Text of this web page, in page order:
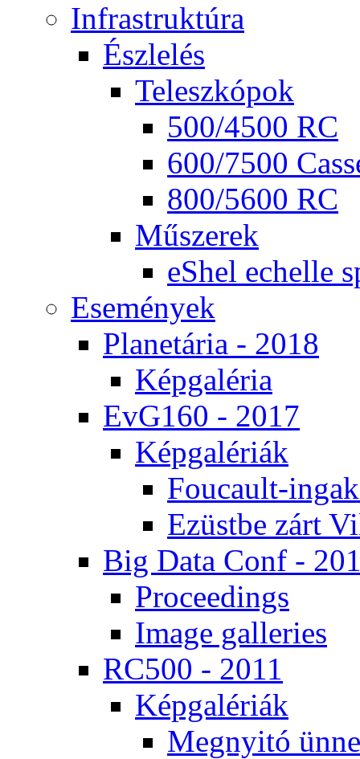
Inf­ra­struk­tú­ra
Ész­le­lés
Te­lesz­kó­pok
500/4500 RC
600/7500
800/5600 RC
Mű­sze­rek
eS­hel echel­le
Ese­mé­nyek
Pla­ne­tá­ria - 2018
Kép­ga­lé­ria
EvG160 - 2017
Kép­ga­lé­ri­ák
Fo­u­ca­ult-
Ezüst­be zárt
Big Da­ta Conf -
Pro­ce­e­dings
Image gal­le­ri­es
RC500 - 2011
Kép­ga­lé­ri­ák
Meg­nyi­tó